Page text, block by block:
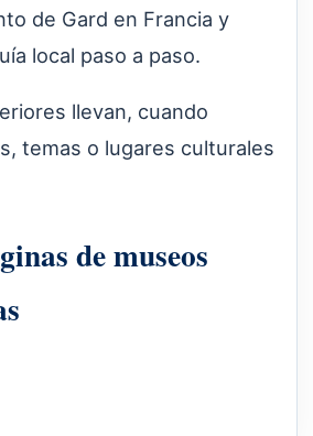
de Gard en Francia y
local paso a paso.
llevan, cuando
temas o lugares culturales
de museos